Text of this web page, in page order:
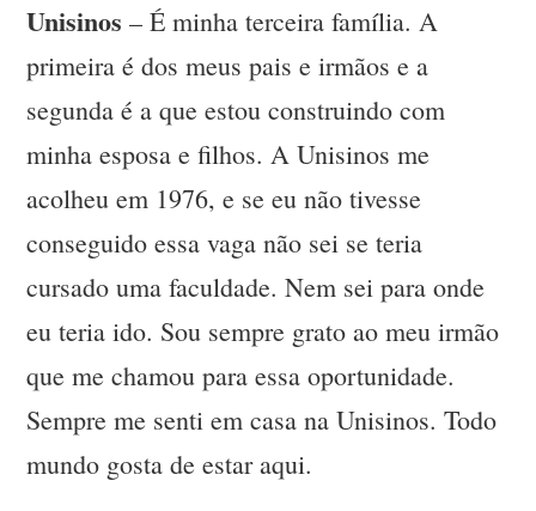
Unisinos– É minha terceira família. A
primeira é dos meus pais e irmãos e a
segunda é a que estou construindo com
minha esposa e filhos. A Unisinos me
acolheu em 1976, e se eu não tivesse
conseguido essa vaga não sei se teria
cursado uma faculdade. Nem sei para onde
eu teria ido. Sou sempre grato ao meu irmão
que me chamou para essa oportunidade.
Sempre me senti em casa na Unisinos. Todo
mundo gosta de estar aqui.